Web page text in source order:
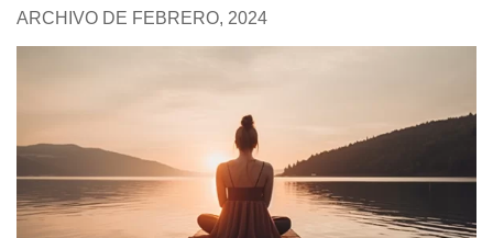
ARCHIVO DE FEBRERO, 2024